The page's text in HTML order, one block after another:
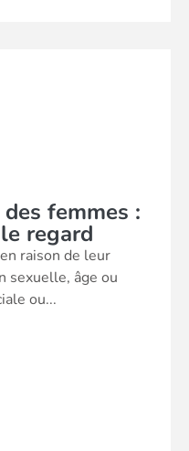
femmes :
regard
raison de leur
sexuelle, âge ou
ou...